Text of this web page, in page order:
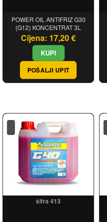
POWER OIL ANTIFRIZ G30
(G12) KONCENTRAT 3L
Cijena: 17,20 €
POŠALJI UPIT
šifra 413